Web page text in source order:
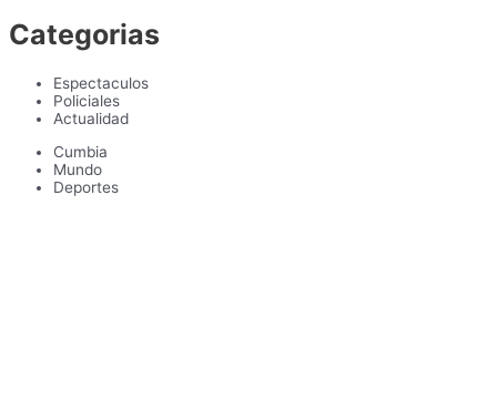
Categorias
Espectaculos
Policiales
Actualidad
Cumbia
Mundo
Deportes